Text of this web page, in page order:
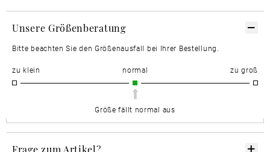
Unsere Größenberatung
Bitte beachten Sie den Größenausfall bei Ihrer Bestellung.
zu klein normal zu groß
Größe fällt normal aus
Frage zum Artikel?